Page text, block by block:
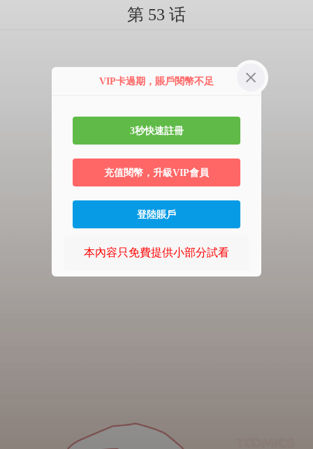
第 53 话
VIP卡過期，賬戶閱幣不足
3秒快速註冊
充值閱幣，升級VIP會員
登陸賬戶
本內容只免費提供小部分試看